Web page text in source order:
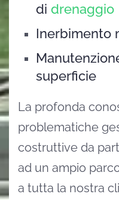
di drenaggio
Inerbimento
superficie
La profonda
problematiche
costruttive da
ad un ampio
a tutta la nostra